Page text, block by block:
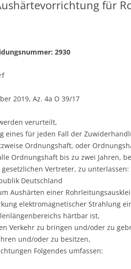
für
2930
2019, Az. 4a O 39/17
verurteilt,
eines für jeden Fall der
Ordnungshaft, oder
Ordnungshaft bis zu zwei Jahren,
Vertreter, zu unterlassen:
Deutschland
Aushärten einer
elektromagnetischer Strahlung
härtbar ist,
Verkehr zu bringen und/oder zu
und/oder zu besitzen,
Folgendes umfassen: